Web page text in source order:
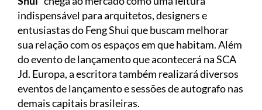
indispensável para arquitetos, designers e
entusiastas do Feng Shui que buscam melhorar
sua relação com os espaços em que habitam. Além
do evento de lançamento que acontecerá na SCA
Jd. Europa, a escritora também realizará diversos
eventos de lançamento e sessões de autografo nas
demais capitais brasileiras.